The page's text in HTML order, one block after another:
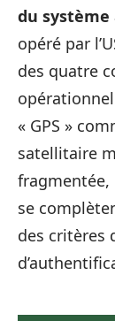
du
opéré par
des quatre
« GPS »
satellitaire
fragmentée,
se
des critères